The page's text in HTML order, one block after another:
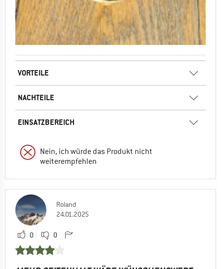
VORTEILE
NACHTEILE
EINSATZBEREICH
Nein, ich würde das Produkt nicht
weiterempfehlen
Roland
24.01.2025
0 0